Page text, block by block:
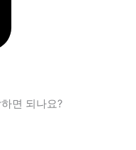
면 되나요?